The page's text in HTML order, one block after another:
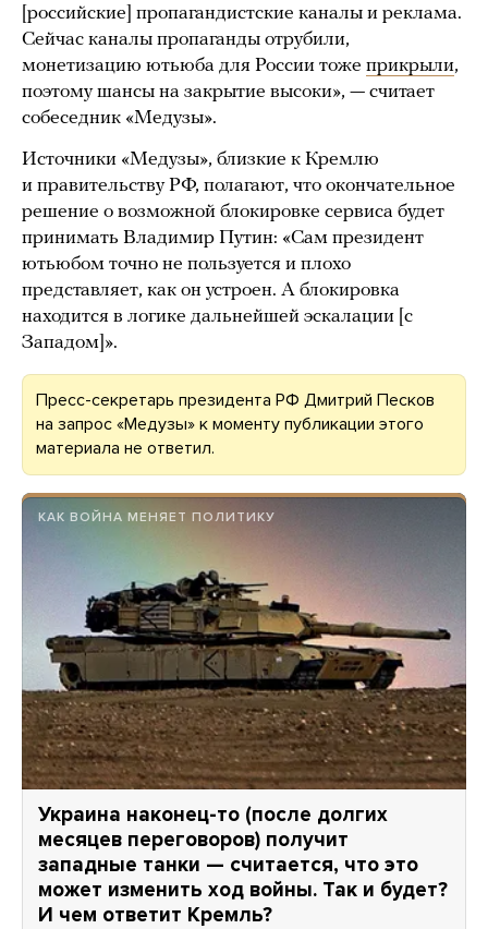
[российские] пропагандистские каналы и реклама.
Сейчас каналы пропаганды отрубили,
монетизацию ютьюба для России тоже прикрыли,
поэтому шансы на закрытие высоки», — считает
собеседник «Медузы».
Источники «Медузы», близкие к Кремлю
и правительству РФ, полагают, что окончательное
решение о возможной блокировке сервиса будет
принимать Владимир Путин: «Сам президент
ютьюбом точно не пользуется и плохо
представляет, как он устроен. А блокировка
находится в логике дальнейшей эскалации [с
Западом]».
Пресс-секретарь президента РФ Дмитрий Песков
на запрос «Медузы» к моменту публикации этого
материала не ответил.
КАК ВОЙНА МЕНЯЕТ ПОЛИТИКУ
Украина наконец-то (после долгих
месяцев переговоров) получит
западные танки — считается, что это
может изменить ход войны. Так и будет?
И чем ответит Кремль?